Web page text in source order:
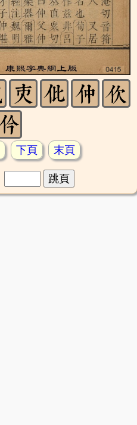
下頁 末頁